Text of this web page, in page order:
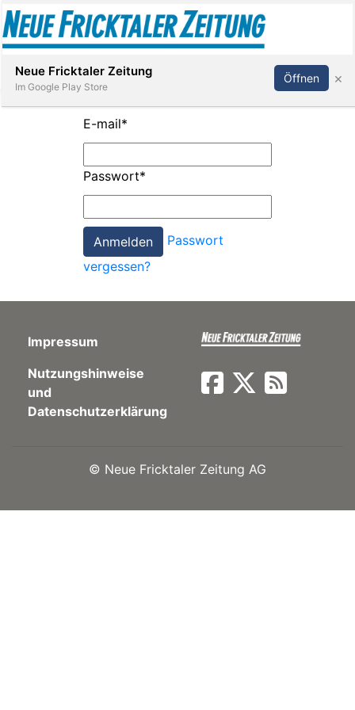
Paper
App
Abonnieren Anmelden
E-mail*
Passwort*
Passwort
vergessen?
Impressum
Nutzungshinweise
und
Datenschutzerklärung
© Neue Fricktaler Zeitung AG
Neue Fricktaler Zeitung
Im Google Play Store
Öffnen ×